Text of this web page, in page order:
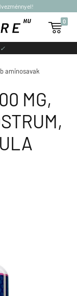

0
✓
aminosavak
MG,